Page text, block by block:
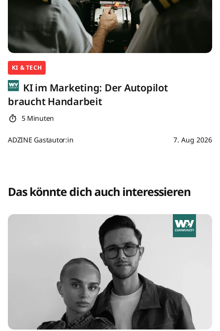
KI & TECH
KI im Marketing: Der Autopilot
braucht Handarbeit
5 Minuten
ADZINE Gastautor:in 7. Aug 2026
Das könnte dich auch interessieren